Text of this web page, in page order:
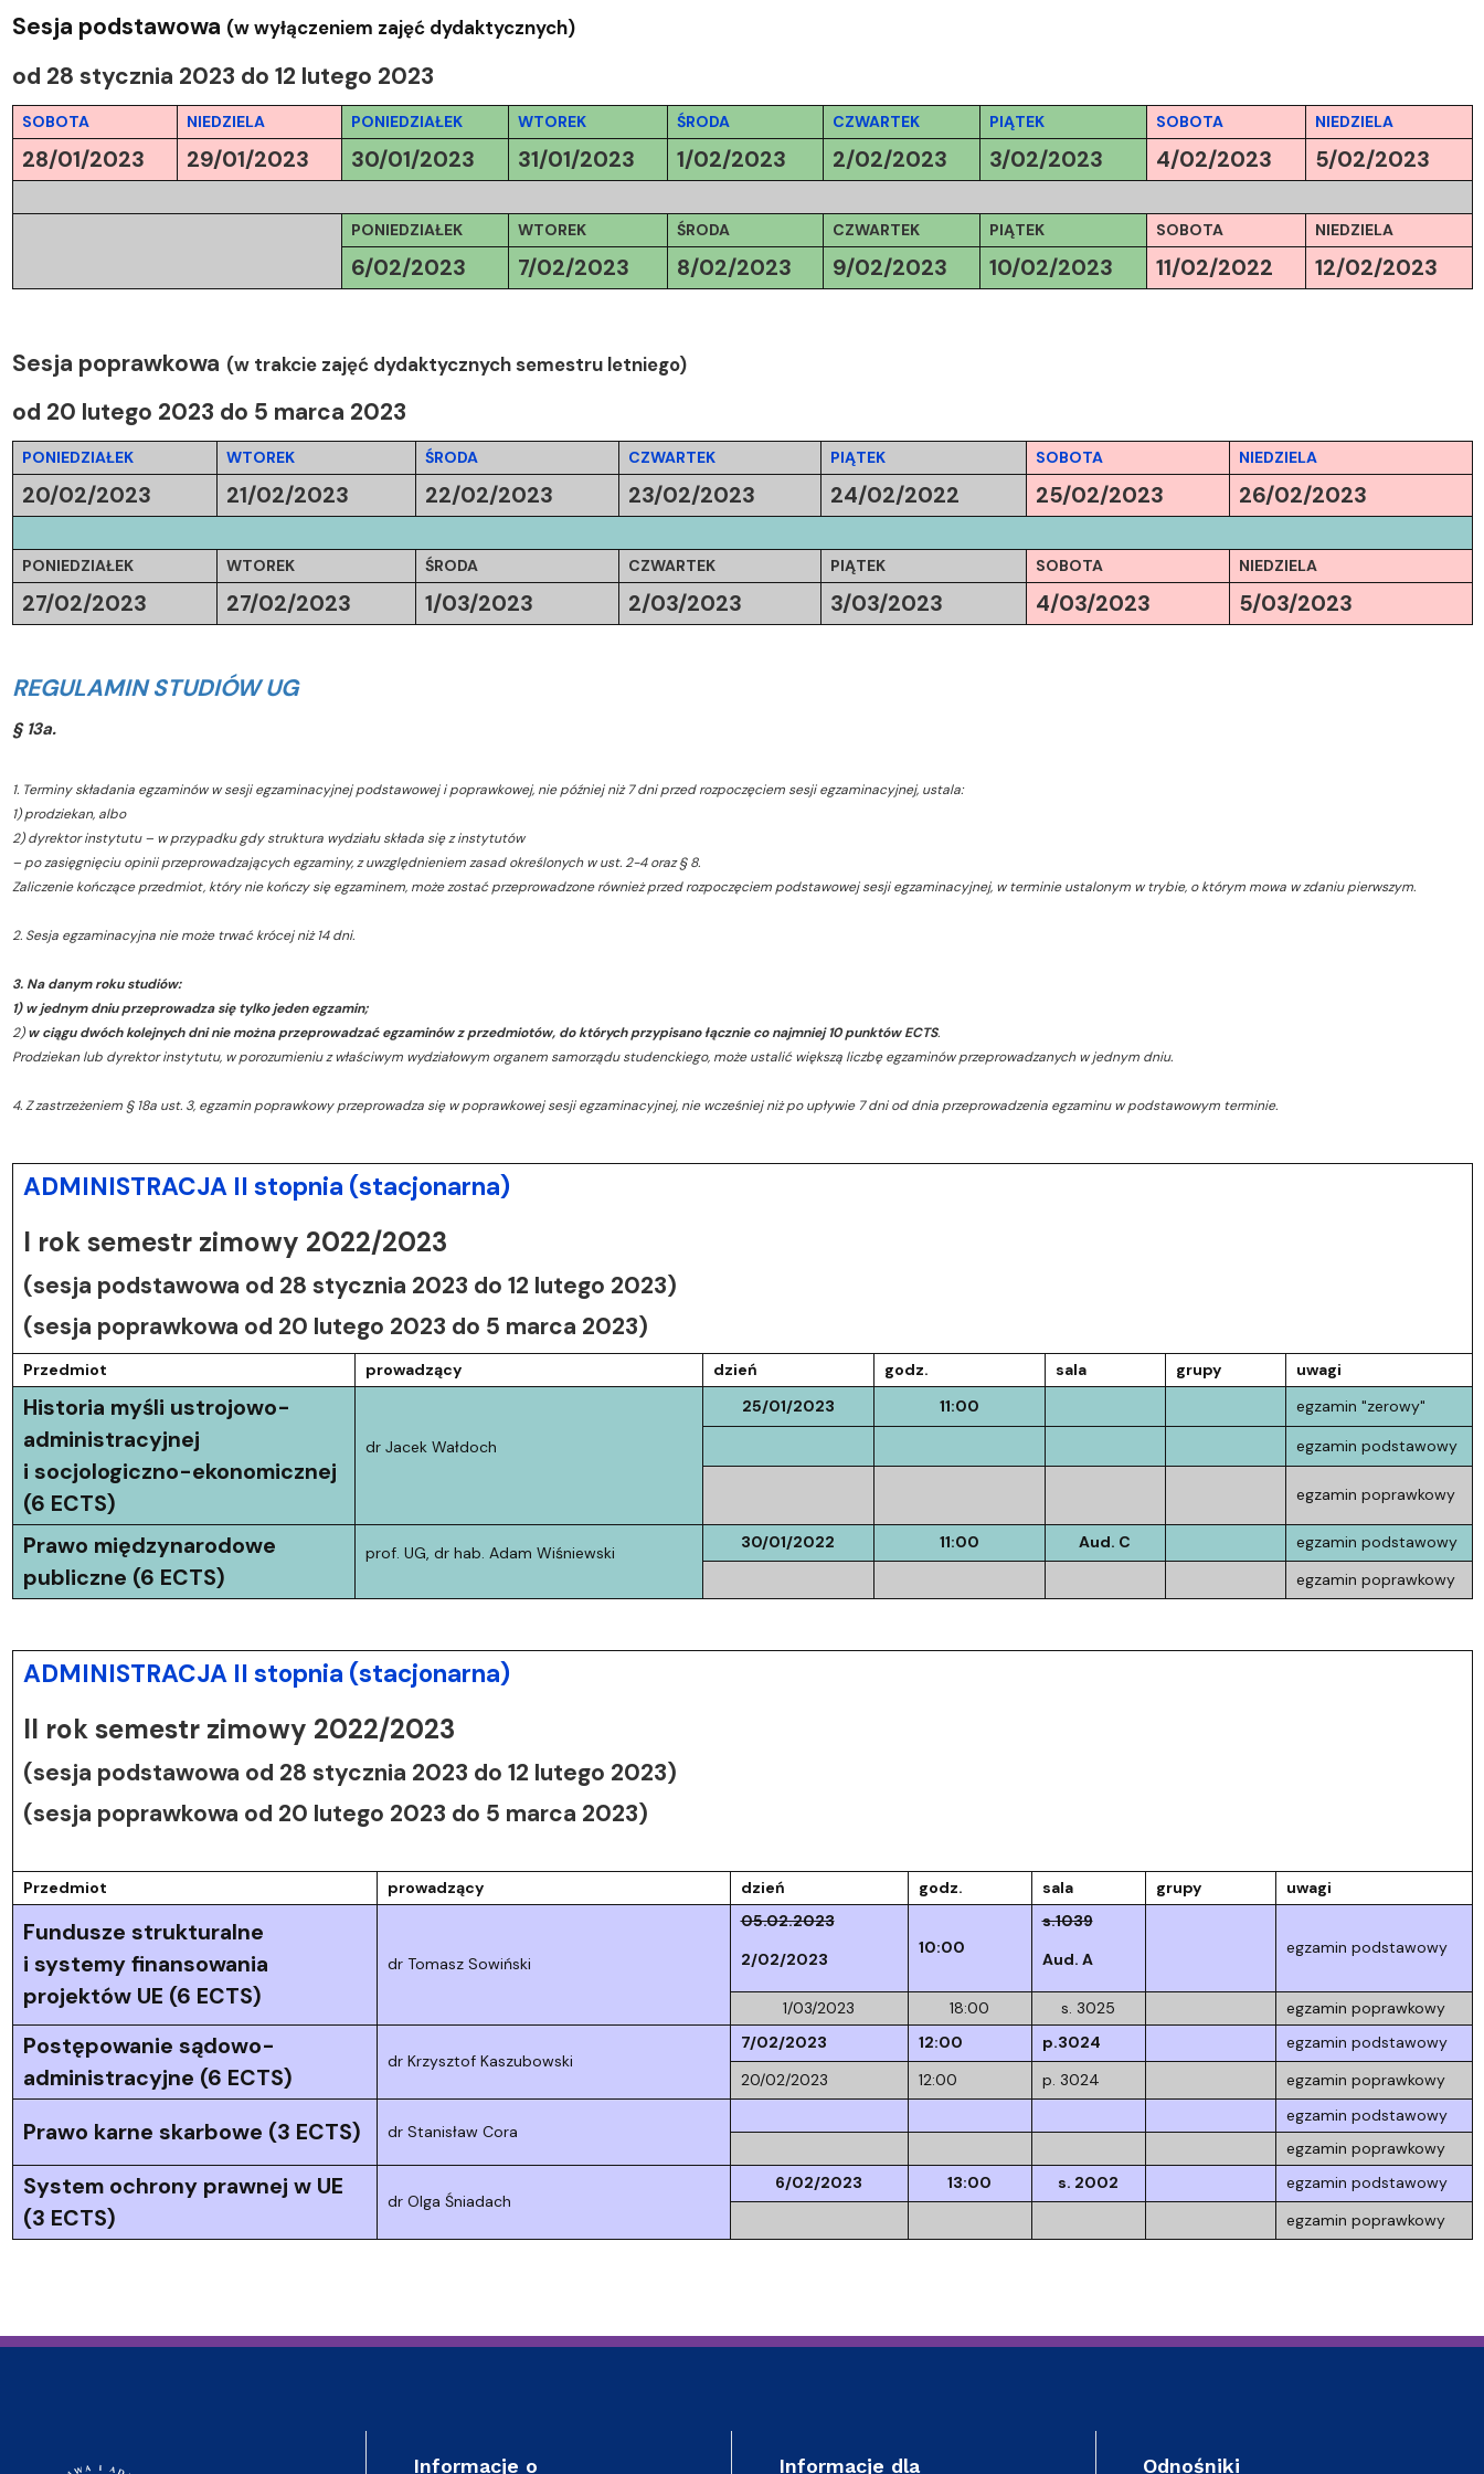
Sesja podstawowa (w wyłączeniem zajęć dydaktycznych)
od 28 stycznia 2023 do 12 lutego 2023
SOBOTA NIEDZIELA PONIEDZIAŁEK WTOREK ŚRODA CZWARTEK PIĄTEK SOBOTA NIEDZIELA
28/01/2023 29/01/2023 30/01/2023 31/01/2023 1/02/2023 2/02/2023 3/02/2023 4/02/2023 5/02/2023
PONIEDZIAŁEK WTOREK ŚRODA CZWARTEK PIĄTEK SOBOTA NIEDZIELA
6/02/2023 7/02/2023 8/02/2023 9/02/2023 10/02/2023 11/02/2022 12/02/2023
Sesja poprawkowa (w trakcie zajęć dydaktycznych semestru letniego)
od 20 lutego 2023 do 5 marca 2023
PONIEDZIAŁEK WTOREK ŚRODA CZWARTEK PIĄTEK SOBOTA NIEDZIELA
20/02/2023 21/02/2023 22/02/2023 23/02/2023 24/02/2022 25/02/2023 26/02/2023
PONIEDZIAŁEK WTOREK ŚRODA CZWARTEK PIĄTEK SOBOTA NIEDZIELA
27/02/2023 27/02/2023 1/03/2023 2/03/2023 3/03/2023 4/03/2023 5/03/2023
REGULAMIN STUDIÓW UG
§ 13a.
1. Terminy składania egzaminów w sesji egzaminacyjnej podstawowej i poprawkowej, nie później niż 7 dni przed rozpoczęciem sesji egzaminacyjnej, ustala:
1) prodziekan, albo
2) dyrektor instytutu – w przypadku gdy struktura wydziału składa się z instytutów
– po zasięgnięciu opinii przeprowadzających egzaminy, z uwzględnieniem zasad określonych w ust. 2-4 oraz § 8.
Zaliczenie kończące przedmiot, który nie kończy się egzaminem, może zostać przeprowadzone również przed rozpoczęciem podstawowej sesji egzaminacyjnej, w terminie ustalonym w trybie, o którym mowa w zdaniu pierwszym.
2. Sesja egzaminacyjna nie może trwać krócej niż 14 dni.
3. Na danym roku studiów:
1) w jednym dniu przeprowadza się tylko jeden egzamin;
2)w ciągu dwóch kolejnych dni nie można przeprowadzać egzaminów z przedmiotów, do których przypisano łącznie co najmniej 10 punktów ECTS.
Prodziekan lub dyrektor instytutu, w porozumieniu z właściwym wydziałowym organem samorządu studenckiego, może ustalić większą liczbę egzaminów przeprowadzanych w jednym dniu.
4. Z zastrzeżeniem § 18a ust. 3, egzamin poprawkowy przeprowadza się w poprawkowej sesji egzaminacyjnej, nie wcześniej niż po upływie 7 dni od dnia przeprowadzenia egzaminu w podstawowym terminie.
ADMINISTRACJA II stopnia (stacjonarna)
I rok semestr zimowy 2022/2023
(sesja podstawowa od 28 stycznia 2023 do 12 lutego 2023)
(sesja poprawkowa od 20 lutego 2023 do 5 marca 2023)
Przedmiot prowadzący dzień godz. sala grupy uwagi
Historia myśli ustrojowo-
administracyjnej
i socjologiczno-ekonomicznej
(6 ECTS)
dr Jacek Wałdoch
25/01/2023 11:00
egzamin "zerowy"
egzamin podstawowy
egzamin poprawkowy
Prawo międzynarodowe
publiczne (6 ECTS)
prof. UG, dr hab. Adam Wiśniewski
30/01/2022 11:00 Aud. C
egzamin podstawowy
egzamin poprawkowy
ADMINISTRACJA II stopnia (stacjonarna)
II rok semestr zimowy 2022/2023
(sesja podstawowa od 28 stycznia 2023 do 12 lutego 2023)
(sesja poprawkowa od 20 lutego 2023 do 5 marca 2023)
Przedmiot prowadzący dzień godz. sala grupy uwagi
Fundusze strukturalne
i systemy finansowania
projektów UE (6 ECTS)
dr Tomasz Sowiński
05.02.2023
2/02/2023
10:00
s.1039
Aud. A
egzamin podstawowy
1/03/2023 18:00 s. 3025 egzamin poprawkowy
Postępowanie sądowo-
administracyjne (6 ECTS)
dr Krzysztof Kaszubowski
7/02/2023 12:00 p.3024
egzamin podstawowy
20/02/2023
12:00 p. 3024 egzamin poprawkowy
Prawo karne skarbowe (3 ECTS) dr Stanisław Cora
egzamin podstawowy
egzamin poprawkowy
System ochrony prawnej w UE
(3 ECTS)
dr Olga Śniadach
6/02/2023 13:00 s. 2002
egzamin podstawowy
egzamin poprawkowy
Informacje o Informacje dla Odnośniki